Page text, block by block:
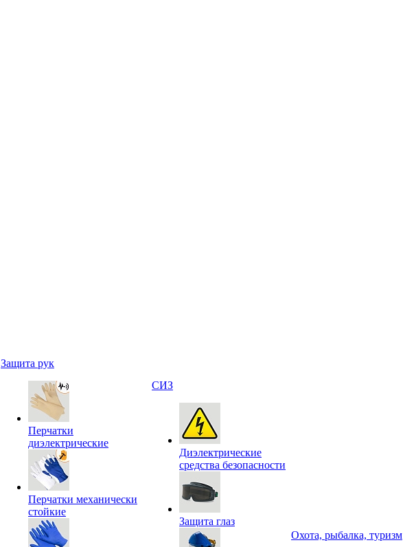
Защита рук
Перчатки
диэлектрические
Перчатки механически
стойкие
СИЗ
Диэлектрические
средства безопасности
Защита глаз
Охота, рыбалка, туризм